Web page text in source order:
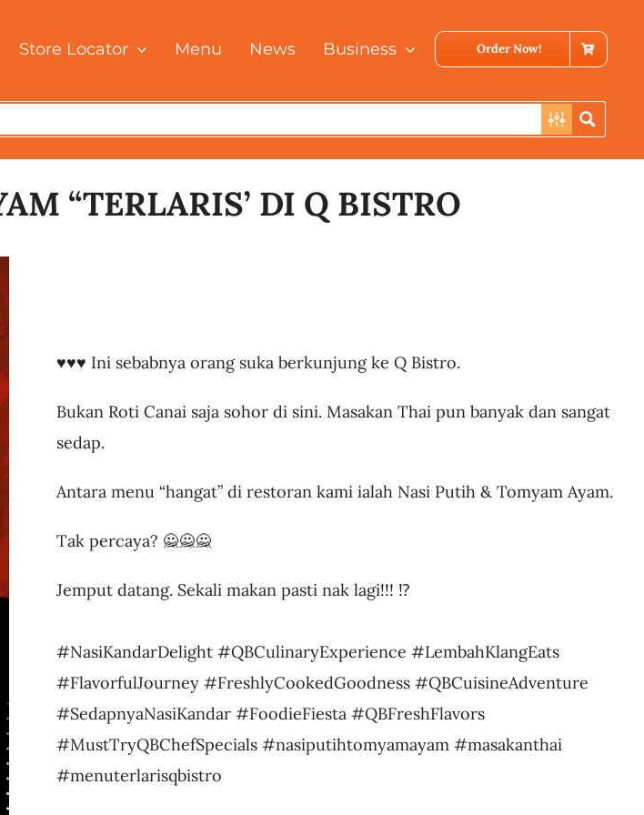
Store Locator Menu News Business Order Now!
“TERLARIS’ DI Q BISTRO
♥️♥️♥️ Ini sebabnya orang suka berkunjung ke Q Bistro.
Bukan Roti Canai saja sohor di sini. Masakan Thai pun banyak dan sangat
sedap.
Antara menu “hangat” di restoran kami ialah Nasi Putih & Tomyam Ayam.
Tak percaya? 🙅🙅🙅
Jemput datang. Sekali makan pasti nak lagi!!! ⁉️
#NasiKandarDelight #QBCulinaryExperience #LembahKlangEats
#FlavorfulJourney #FreshlyCookedGoodness #QBCuisineAdventure
#SedapnyaNasiKandar #FoodieFiesta #QBFreshFlavors
#MustTryQBChefSpecials #nasiputihtomyamayam #masakanthai
#menuterlarisqbistro